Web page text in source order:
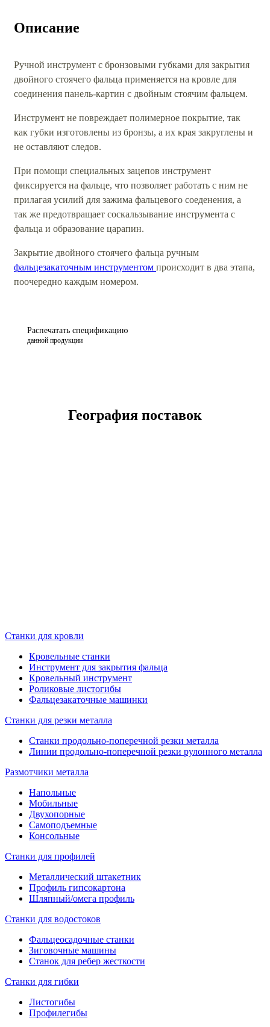
Описание
Ручной инструмент с бронзовыми губками для закрытия
двойного стоячего фальца применяется на кровле для
соединения панель-картин с двойным стоячим фальцем.
Инструмент не повреждает полимерное покрытие, так
как губки изготовлены из бронзы, а их края закруглены и
не оставляют следов.
При помощи специальных зацепов инструмент
фиксируется на фальце, что позволяет работать с ним не
прилагая усилий для зажима фальцевого соеденения, а
так же предотвращает соскальзывание инструмента с
фальца и образование царапин.
Закрытие двойного стоячего фальца ручным
фальцезакаточным инструментом происходит в два этапа,
поочередно каждым номером.
Распечатать спецификацию
данной продукции
География поставок
Станки для кровли
Кровельные станки
Инструмент для закрытия фальца
Кровельный инструмент
Роликовые листогибы
Фальцезакаточные машинки
Станки для резки металла
Станки продольно-поперечной резки металла
Линии продольно-поперечной резки рулонного металла
Размотчики металла
Напольные
Мобильные
Двухопорные
Самоподъемные
Консольные
Станки для профилей
Металлический штакетник
Профиль гипсокартона
Шляпный/омега профиль
Станки для водостоков
Фальцеосадочные станки
Зиговочные машины
Станок для ребер жесткости
Станки для гибки
Листогибы
Профилегибы